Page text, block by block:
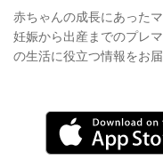
赤ちゃんの成長にあった
妊娠から出産までのプレ
の生活に役立つ情報をお届